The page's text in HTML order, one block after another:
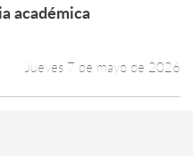
Leer más +
académica
Jueves 7 de mayo de 2026